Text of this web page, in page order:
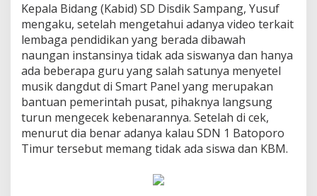
Kepala Bidang (Kabid) SD Disdik Sampang, Yusuf
mengaku, setelah mengetahui adanya video terkait
lembaga pendidikan yang berada dibawah
naungan instansinya tidak ada siswanya dan hanya
ada beberapa guru yang salah satunya menyetel
musik dangdut di Smart Panel yang merupakan
bantuan pemerintah pusat, pihaknya langsung
turun mengecek kebenarannya. Setelah di cek,
menurut dia benar adanya kalau SDN 1 Batoporo
Timur tersebut memang tidak ada siswa dan KBM.